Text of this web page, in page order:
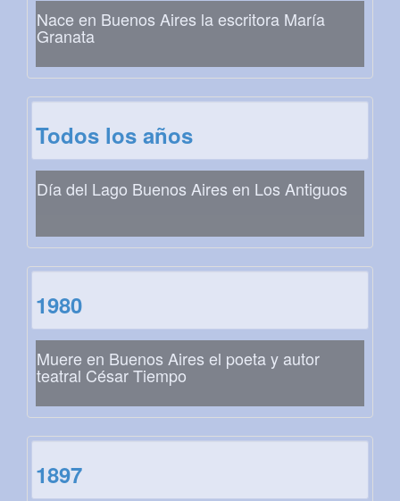
Nace en Buenos Aires la escritora María
Granata
Todos los años
Día del Lago Buenos Aires en Los Antiguos
1980
Muere en Buenos Aires el poeta y autor
teatral César Tiempo
1897